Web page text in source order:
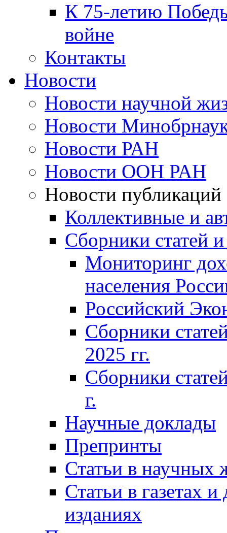
К 75-летию
войне
Контакты
Новости
Новости научной
Новости
Новости РАН
Новости ООН РАН
Новости публикаций
Коллективные и
Сборники статей
Мониторинг
населения
Российский
Сборники
2025 гг.
Сборники
г.
Научные доклады
Препринты
Статьи в научных
Статьи в газетах
изданиях